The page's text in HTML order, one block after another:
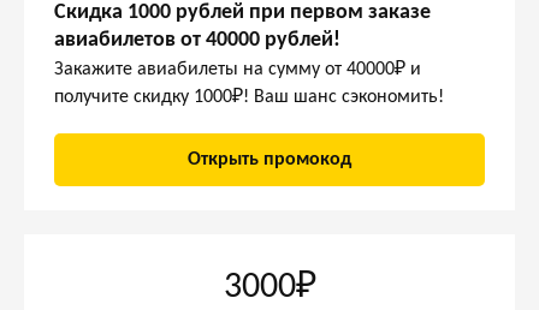
Скидка 1000 рублей при первом заказе
авиабилетов от 40000 рублей!
Закажите авиабилеты на сумму от 40000₽ и
получите скидку 1000₽! Ваш шанс сэкономить!
Открыть промокод
3000₽